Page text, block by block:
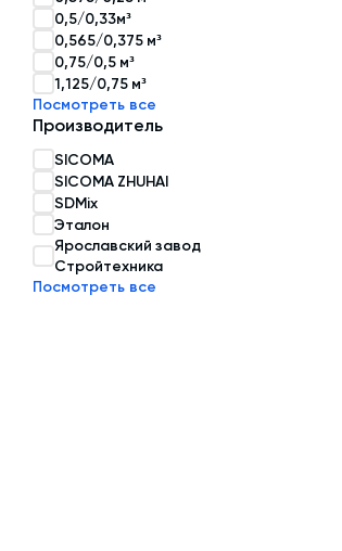
Затворы для силосов и дозаторов
Авто и Ж/Д весы
Пневмооборудование
Датчики
Рециклинг
Околопрессовочное оборудование
0,5/0,33м³
0,565/0,375 м³
0,75/0,5 м³
1,125/0,75 м³
Посмотреть все
Производитель
SICOMA
SICOMA ZHUHAI
SDMix
Эталон
Ярославский завод
Стройтехника
Посмотреть все